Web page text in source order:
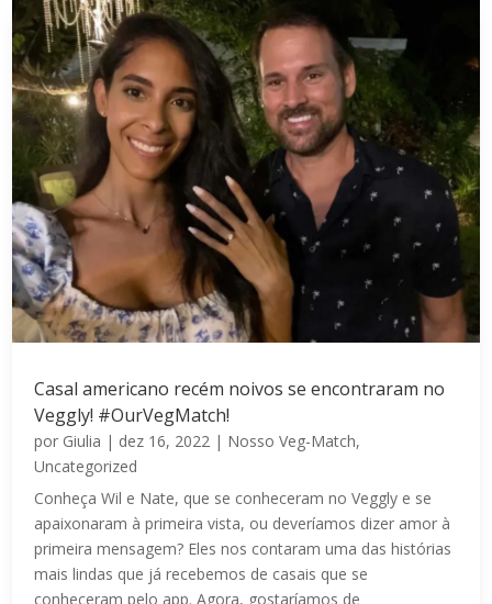
Casal americano recém noivos se encontraram no
Veggly! #OurVegMatch!
por Giulia | dez 16, 2022 | Nosso Veg-Match,
Uncategorized
Conheça Wil e Nate, que se conheceram no Veggly e se
apaixonaram à primeira vista, ou deveríamos dizer amor à
primeira mensagem? Eles nos contaram uma das histórias
mais lindas que já recebemos de casais que se
conheceram pelo app. Agora, gostaríamos de